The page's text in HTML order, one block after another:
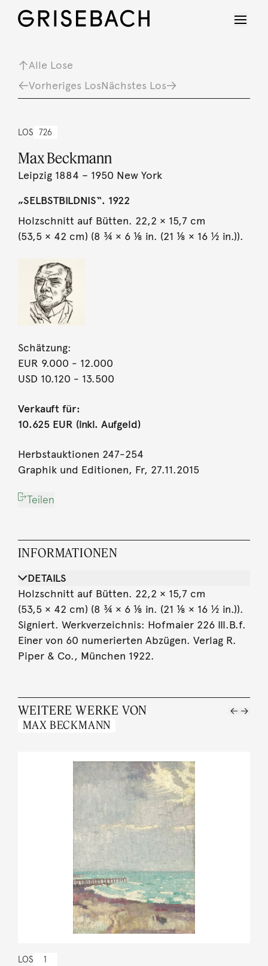
Alle Lose
Vorheriges LosNächstes Los
LOS 726
Max Beckmann
Leipzig 1884 – 1950 New York
„SELBSTBILDNIS“. 1922
Holzschnitt auf Bütten. 22,2 × 15,7 cm
(53,5 × 42 cm) (8 ¾ × 6 ⅛ in. (21 ⅛ × 16 ½ in.)).
Schätzung:
EUR 9.000 - 12.000
USD 10.120 - 13.500
Verkauft für:
10.625 EUR (inkl. Aufgeld)
Herbstauktionen 247-254
Graphik und Editionen, Fr, 27.11.2015
Teilen
INFORMATIONEN
DETAILS
Holzschnitt auf Bütten. 22,2 × 15,7 cm
(53,5 × 42 cm) (8 ¾ × 6 ⅛ in. (21 ⅛ × 16 ½ in.)).
Signiert. Werkverzeichnis: Hofmaier 226 III.B.f.
Einer von 60 numerierten Abzügen. Verlag R.
Piper & Co., München 1922.
WEITERE WERKE VON
MAX BECKMANN
LOS 1